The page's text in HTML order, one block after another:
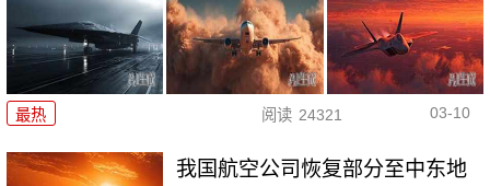
最热 阅读 24321 03-10
我国航空公司恢复部分至中东地